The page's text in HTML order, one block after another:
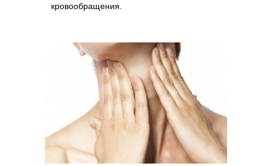
кровообращения.